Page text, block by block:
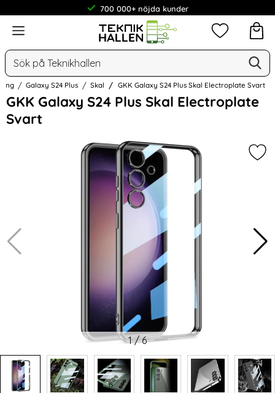
700 000+ nöjda kunder
Meny
Sök
Mina
Galaxy S24 Plus Skal GKK Galaxy S24 Plus Skal Electroplate Svart
GKK Galaxy S24 Plus Skal Electroplate
Svart
Hoppa
över
Bilder
1/6